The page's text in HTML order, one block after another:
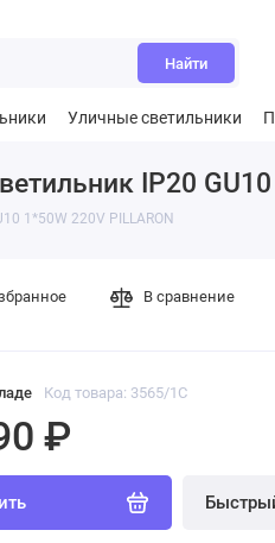
Найти
Уличные светильники
IP20
1*50W 220V PILLARON
Код товара: 3565/1C
₽
В сравнение